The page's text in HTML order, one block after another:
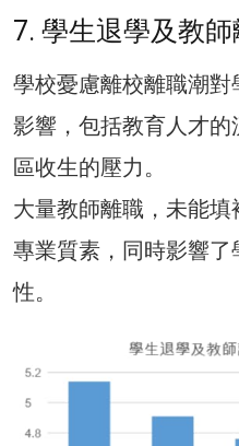
7. 學生退學及教
學校憂慮離校離職潮
影響，包括教育人才
區收生的壓力。
大量教師離職，未能
專業質素，同時影響
性。